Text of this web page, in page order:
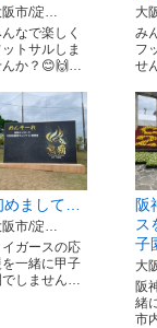
阪市/淀…
なで楽しく
ットサルしま
か？😊🙌…
大
み
フ
せ
めまして…
阪市/淀…
イガースの応
一緒に甲子
しません…
阪
ス
子
大
阪
緒
市